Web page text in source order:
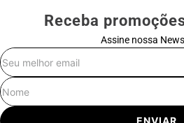
Receba
Assine nossa